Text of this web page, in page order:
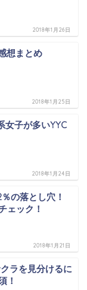
2018年1月26日
想まとめ
2018年1月25日
子が多いYYC
2018年1月24日
の落とし穴！
ェック！
2018年1月21日
ラを見分けるに
！